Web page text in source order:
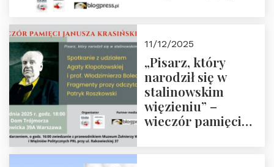
11/12/2025
„Pisarz, który
narodził się w
stalinowskim
więzieniu” –
wieczór pamięci